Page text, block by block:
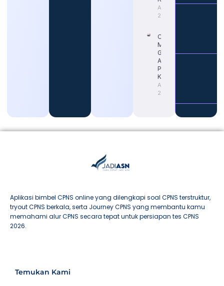
August 4,
2026
Cara
Memahami
Gaji Guru
ASN untuk
Persiapan
Karier
August 4,
2026
Aplikasi bimbel CPNS online yang dilengkapi soal CPNS terstruktur,
tryout CPNS berkala, serta Journey CPNS yang membantu kamu
memahami alur CPNS secara tepat untuk persiapan tes CPNS
2026.
Temukan Kami